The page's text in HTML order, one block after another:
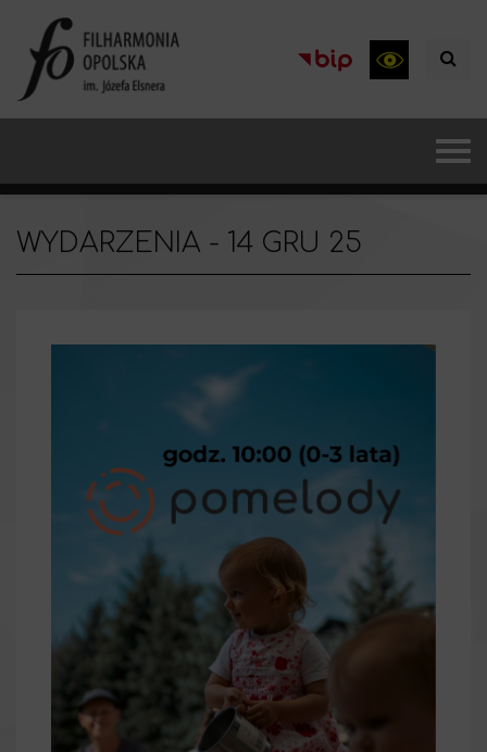
WYDARZENIA - 14 GRU 25